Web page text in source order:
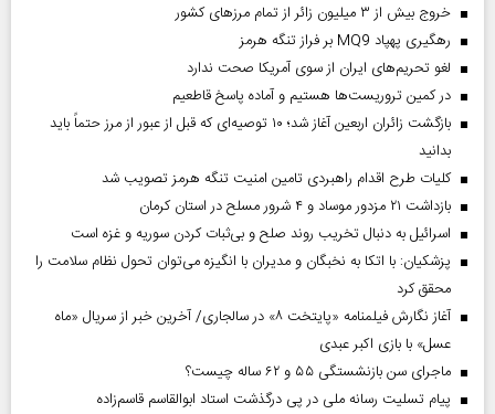
خروج بیش از ۳ میلیون زائر از تمام مرز‌های کشور
رهگیری پهپاد MQ9 بر فراز تنگه هرمز
لغو تحریم‌های ایران از سوی آمریکا صحت ندارد
در کمین تروریست‌ها هستیم و آماده پاسخ قاطعیم
بازگشت زائران اربعین آغاز شد؛ ۱۰ توصیه‌ای که قبل از عبور از مرز حتماً باید
بدانید
کلیات طرح اقدام راهبردی تامین امنیت تنگه هرمز تصویب شد
بازداشت ۲۱ مزدور موساد و ۴ شرور مسلح در استان کرمان
اسرائیل به دنبال تخریب روند صلح و بی‌ثبات کردن سوریه و غزه است
پزشکیان: با اتکا به نخبگان و مدیران با انگیزه می‌توان تحول نظام سلامت را
محقق کرد
آغاز نگارش فیلمنامه «پایتخت ۸» در سالجاری/ آخرین خبر از سریال «ماه
عسل» با بازی اکبر عبدی
ماجرای سن بازنشستگی ۵۵ و ۶۲ ساله چیست؟
پیام تسلیت رسانه ملی در پی درگذشت استاد ابوالقاسم قاسم‌زاده